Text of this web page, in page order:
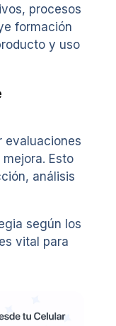
procesos
formación
y uso
evaluaciones
Esto
análisis
según los
vital para